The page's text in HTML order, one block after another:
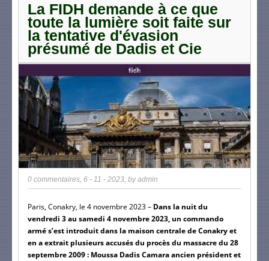
La FIDH demande à ce que
toute la lumière soit faite sur
la tentative d'évasion
présumé de Dadis et Cie
0 commentaires, 6 - 11 - 2023, byadmin
Paris, Conakry, le 4 novembre 2023 – Dans la nuit du
vendredi 3 au samedi 4 novembre 2023, un commando
armé s’est introduit dans la maison centrale de Conakry et
en a extrait plusieurs accusés du procès du massacre du 28
septembre 2009 : Moussa Dadis Camara ancien président et